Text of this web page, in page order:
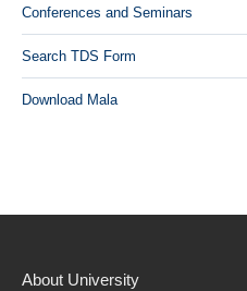
Conferences and Seminars
Search TDS Form
Download Mala
About University